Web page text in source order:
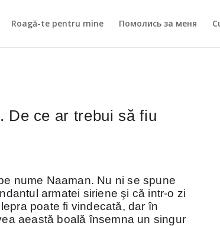
Roagă-te pentru mine Помолись за меня
De ce ar trebui să fiu
nume Naaman. Nu ni se spune
armatei siriene şi că intr-o zi
poate fi vindecată, dar în
aeastă boală însemna un singur